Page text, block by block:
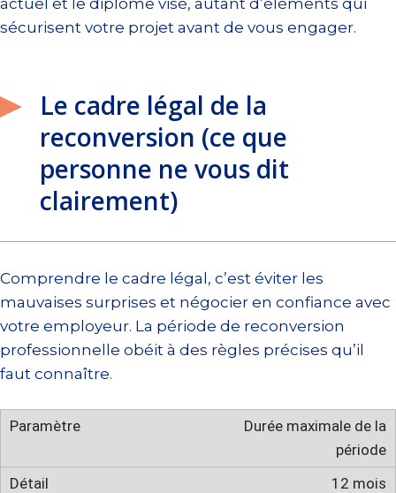
actuel et le diplôme visé, autant d’éléments qui
sécurisent votre projet avant de vous engager.
Le cadre légal de la
reconversion (ce que
personne ne vous dit
clairement)
Comprendre le cadre légal, c’est éviter les
mauvaises surprises et négocier en confiance avec
votre employeur. La période de reconversion
professionnelle obéit à des règles précises qu’il
faut connaître.
Durée maximale de la
période
12 mois